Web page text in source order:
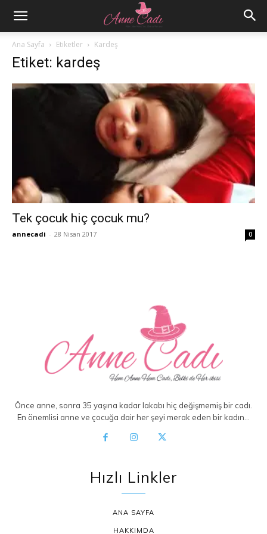
Ana Sayfa Etiketler Kardeş
Etiket: kardeş
Tek çocuk hiç çocuk mu?
annecadi - 28 Nisan 2017 0
Önce anne, sonra 35 yaşına kadar lakabı hiç değişmemiş bir cadı.
En önemlisi anne ve çocuğa dair her şeyi merak eden bir kadın…
Hızlı Linkler
ANA SAYFA
HAKKIMDA